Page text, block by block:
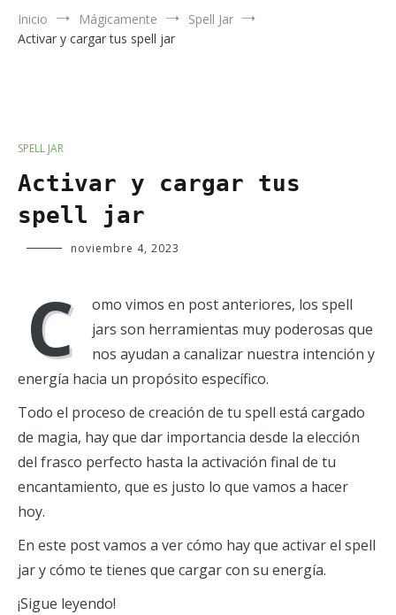
Inicio Mágicamente
Spell Jar
Activar y cargar tus spell jar
SPELL JAR
Activar y cargar tus
spell jar
Verde
noviembre 4, 2023
C
omo vimos en post anteriores, los spell
jars son herramientas muy poderosas que
nos ayudan a canalizar nuestra intención y
energía hacia un propósito específico.
Todo el proceso de creación de tu spell está cargado
de magia, hay que dar importancia desde la elección
del frasco perfecto hasta la activación final de tu
encantamiento, que es justo lo que vamos a hacer
hoy.
En este post vamos a ver cómo hay que activar el spell
jar y cómo te tienes que cargar con su energía.
¡Sigue leyendo!